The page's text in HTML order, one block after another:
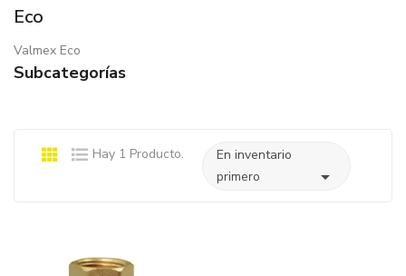
Eco
Valmex Eco
Subcategorías
Hay 1 Producto.
En inventario
primero
